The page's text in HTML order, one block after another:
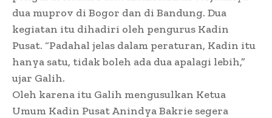
dua muprov di Bogor dan di Bandung. Dua
kegiatan itu dihadiri oleh pengurus Kadin
Pusat. “Padahal jelas dalam peraturan, Kadin itu
hanya satu, tidak boleh ada dua apalagi lebih,”
ujar Galih.
Oleh karena itu Galih mengusulkan Ketua
Umum Kadin Pusat Anindya Bakrie segera